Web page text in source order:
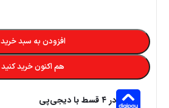
افزودن به سبد خرید
هم اکنون خرید کنید
در ۴ قسط با دیجی‌پی